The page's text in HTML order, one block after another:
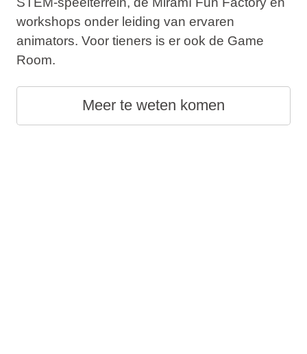
workshops onder leiding van ervaren
animators. Voor tieners is er ook de Game
Room.
Meer te weten komen